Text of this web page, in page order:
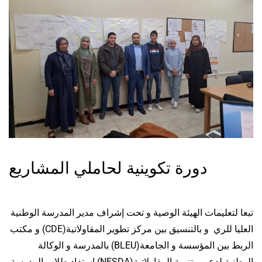
دورة تكوينية لحاملي المشاريع
تبعا لتعليمات الهيئة الوصية و تحت إشراف مدير المدرسة الوطنية
العليا للري و بالتنسيق بين مركز تطوير المقاولاتية(CDE) و مكتب
الربط بين المؤسسة و الجامعة(BLEU) بالمدرسة و الوكالة